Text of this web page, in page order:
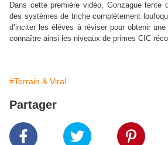
Dans cette première vidéo, Gonzague tente
des systèmes de triche complètement
d’inciter les élèves à réviser pour obtenir
connaître ainsi les niveaux de primes CIC
#Terrain & Viral
Partager